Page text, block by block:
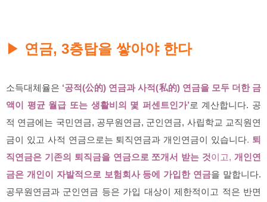
▶ 연금, 3층탑을 쌓아야 한다
소득대체율은 ‘공적(公的) 연금과 사적(私的) 연금을 모두 더한 금
액이 평균 월급 또는 생활비의 몇 퍼센트인가’로 계산합니다. 공
적 연금에는 국민연금, 공무원연금, 군인연금, 사립학교 교직원연
금이 있고 사적 연금으로는 퇴직연금과 개인연금이 있습니다. 퇴
직연금은 기존의 퇴직금을 연금으로 쪼개서 받는 것이고,개인연
금은 개인이 자발적으로 보험회사 등에 가입한 연금을 말합니다.
공무원연금과 군인연금 등은 가입 대상이 제한적이고 적은 반면